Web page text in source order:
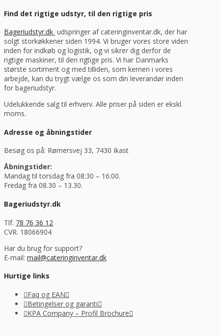
Find det rigtige udstyr, til den rigtige pris
Bageriudstyr.dk udspringer af cateringinventar.dk, der har
solgt storkøkkener siden 1994. Vi bruger vores store viden
inden for indkøb og logistik, og vi sikrer dig derfor de
rigtige maskiner, til den rigtige pris. Vi har Danmarks
største sortiment og med tilliden, som kernen i vores
arbejde, kan du trygt vælge os som din leverandør inden
for bageriudstyr.
Udelukkende salg til erhverv. Alle priser på siden er ekskl.
moms.
Adresse og åbningstider
Besøg os på: Rømersvej 33, 7430 Ikast
Åbningstider:
Mandag til torsdag fra 08:30 – 16:00.
Fredag fra 08.30 – 13.30.
Bageriudstyr.dk
Tlf. 78 76 36 12
CVR. 18066904
Har du brug for support?
E-mail: mail@cateringinventar.dk
Hurtige links
Faq og EAN
Betingelser og garanti
KPA Company – Profil Brochure